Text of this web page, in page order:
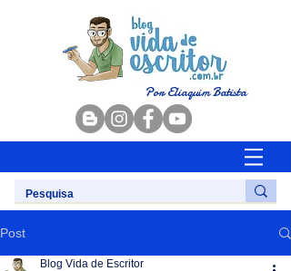
Por Eliaquim Batista
Post
Blog Vida de Escritor